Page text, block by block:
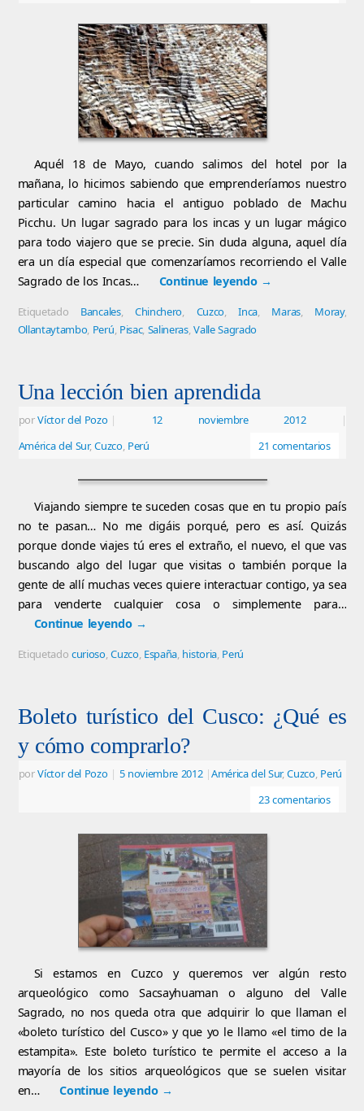
Aquél 18 de Mayo, cuando salimos del hotel por la
mañana, lo hicimos sabiendo que emprenderíamos nuestro
particular camino hacia el antiguo poblado de Machu
Picchu. Un lugar sagrado para los incas y un lugar mágico
para todo viajero que se precie. Sin duda alguna, aquel día
era un día especial que comenzaríamos recorriendo el Valle
Sagrado de los Incas…
Continue leyendo →
Etiquetado Bancales, Chinchero, Cuzco,Inca, Maras, Moray,
Ollantaytambo, Perú, Pisac, Salineras,Valle Sagrado
Una lección bien aprendida
porVíctor del Pozo | 12 noviembre 2012
|
América del Sur,Cuzco, Perú 21 comentarios
Viajando siempre te suceden cosas que en tu propio país
no te pasan… No me digáis porqué, pero es así. Quizás
porque donde viajes tú eres el extraño, el nuevo, el que vas
buscando algo del lugar que visitas o también porque la
gente de allí muchas veces quiere interactuar contigo, ya sea
para venderte cualquier cosa o simplemente para…
Continue leyendo →
Etiquetadocurioso,Cuzco, España, historia, Perú
Boleto turístico del Cusco: ¿Qué es
y cómo comprarlo?
porVíctor del Pozo | 5 noviembre 2012 |América del Sur,Cuzco, Perú
23 comentarios
Si estamos en Cuzco y queremos ver algún resto
arqueológico como Sacsayhuaman o alguno del Valle
Sagrado, no nos queda otra que adquirir lo que llaman el
«boleto turístico del Cusco» y que yo le llamo «el timo de la
estampita». Este boleto turístico te permite el acceso a la
mayoría de los sitios arqueológicos que se suelen visitar
en…
Continue leyendo →